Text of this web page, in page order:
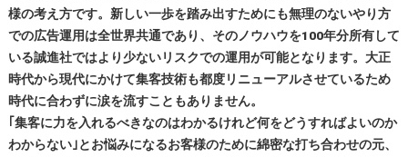
様の考え方です。新しい一歩を踏み出すためにも無理のないやり方
での広告運用は全世界共通であり、そのノウハウを100年分所有して
いる誠進社ではより少ないリスクでの運用が可能となります。大正
時代から現代にかけて集客技術も都度リニューアルさせているため
時代に合わずに涙を流すこともありません。
｢集客に力を入れるべきなのはわかるけれど何をどうすればよいのか
わからない｣とお悩みになるお客様のために綿密な打ち合わせの元、